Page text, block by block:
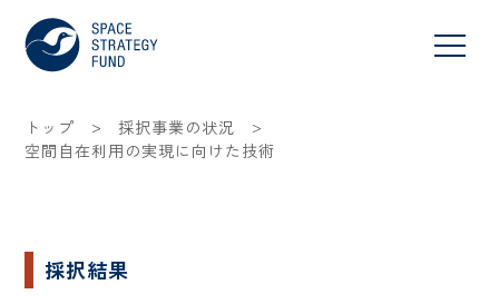
トップ > 採択事業の状況 >
空間自在利用の実現に向けた技術
採択結果